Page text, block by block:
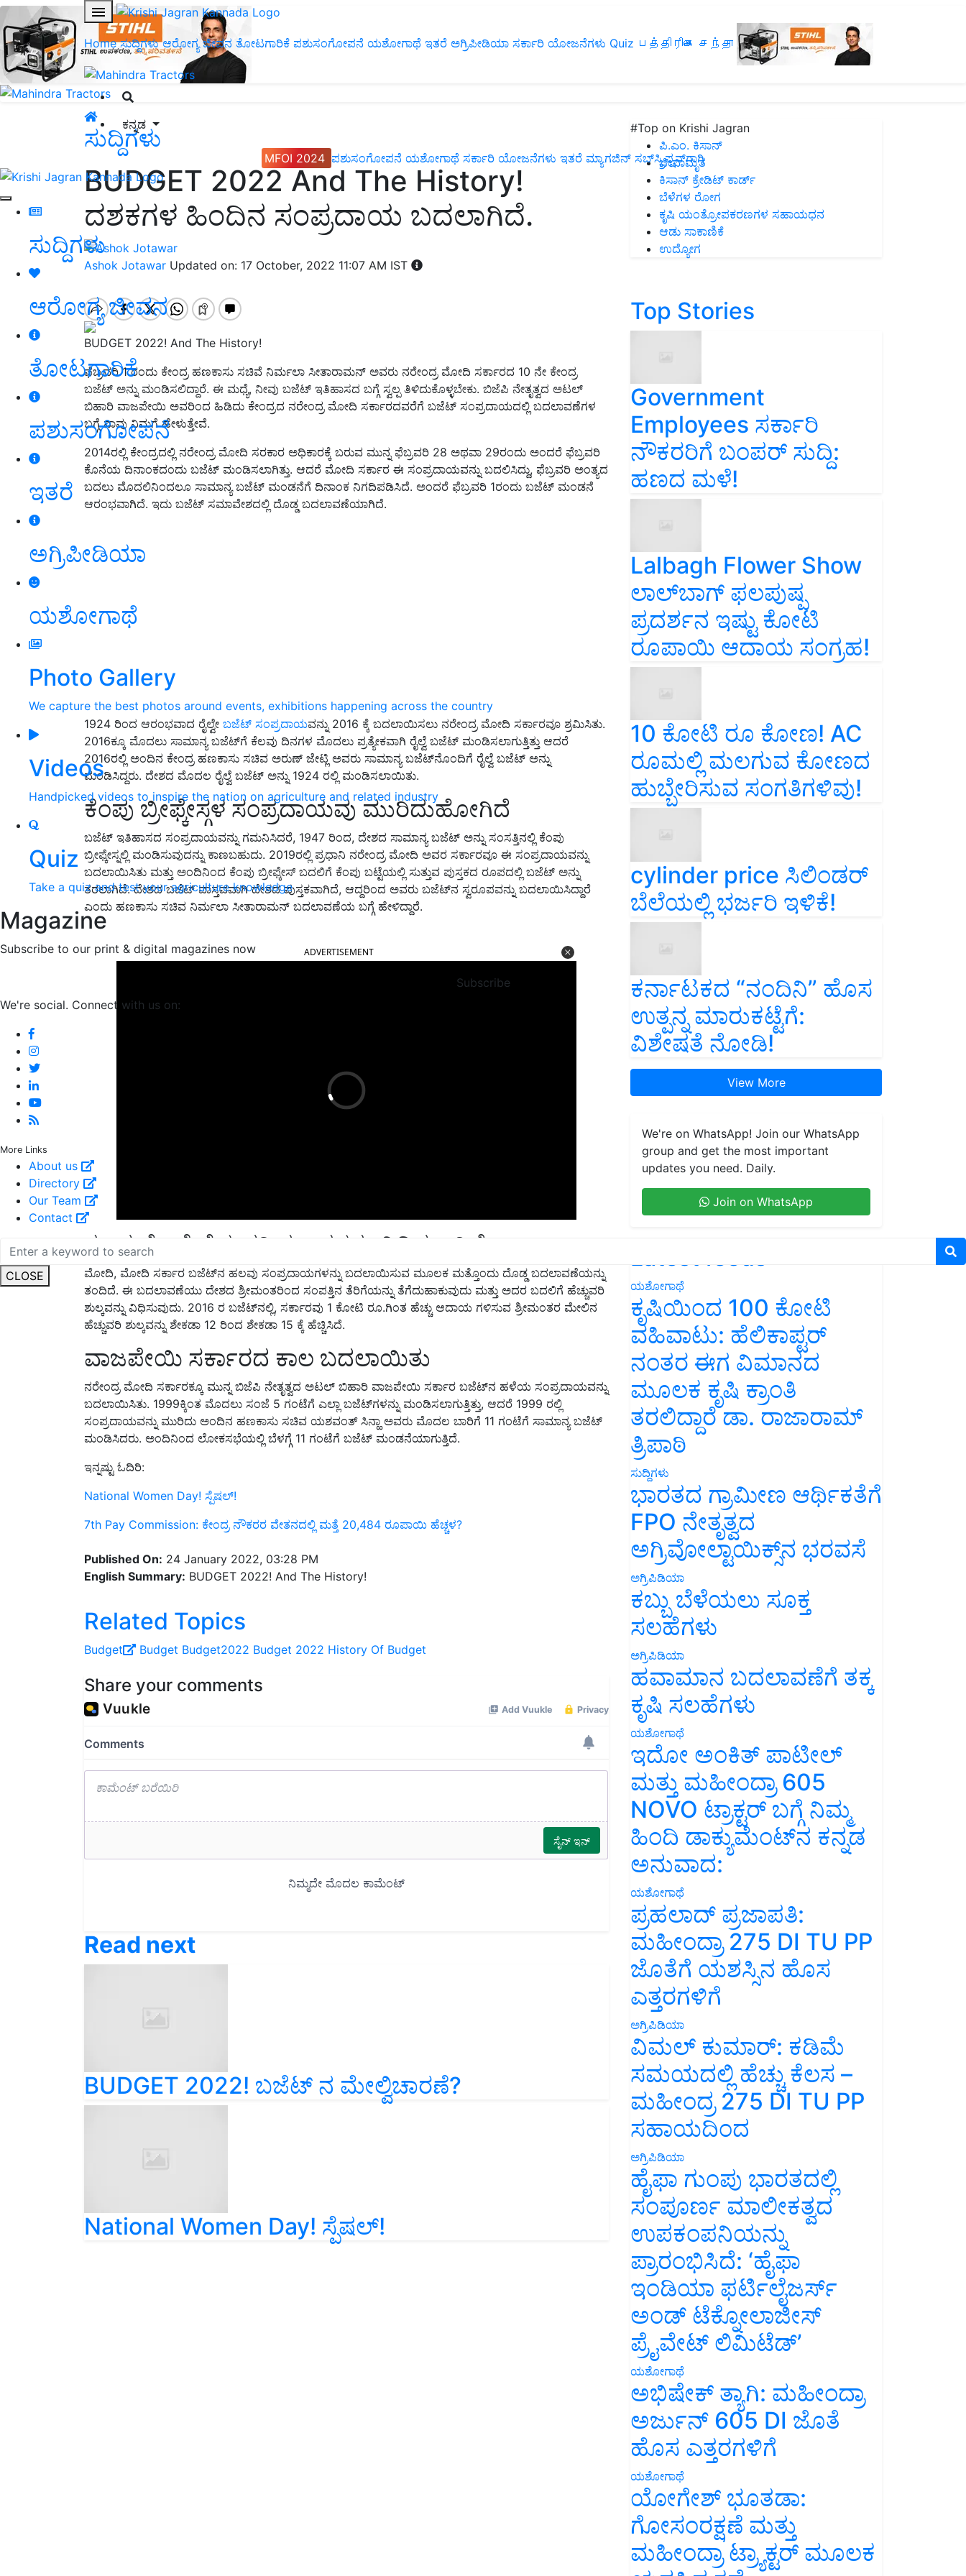
Home ಸುದ್ದಿಗಳು ಆರೋಗ್ಯ ಜೀವನ ತೋಟಗಾರಿಕೆ ಪಶುಸಂಗೋಪನೆ ಯಶೋಗಾಥೆ ಇತರೆ ಅಗ್ರಿಪೀಡಿಯಾ ಸರ್ಕಾರಿ ಯೋಜನೆಗಳು Quiz பத்திரிகை சந்தா
ಕನ್ನಡ
MFOI 2024 ಪಶುಸಂಗೋಪನೆ ಯಶೋಗಾಥೆ ಸರ್ಕಾರಿ ಯೋಜನೆಗಳು ಇತರೆ ಮ್ಯಾಗಜಿನ್‌ ಸಬ್‌ಸ್ಕ್ರಿಪ್ಷನ್‌ಗಾಗಿ
ಸುದ್ದಿಗಳು
ಆರೋಗ್ಯ ಜೀವನ
ತೋಟಗಾರಿಕೆ
ಪಶುಸಂಗೋಪನೆ
ಇತರೆ
ಅಗ್ರಿಪೀಡಿಯಾ
ಯಶೋಗಾಥೆ
Photo Gallery
We capture the best photos around events, exhibitions happening across the country
Videos
Handpicked videos to inspire the nation on agriculture and related industry
Quiz
Take a quiz and test your agriculture knowledge
Magazine
Subscribe to our print & digital magazines now
Subscribe
We're social. Connect with us on:
More Links
About us
Directory
Our Team
Contact
CLOSE
ಸುದ್ದಿಗಳು
BUDGET 2022 And The History!
ದಶಕಗಳ ಹಿಂದಿನ ಸಂಪ್ರದಾಯ ಬದಲಾಗಿದೆ.
Ashok Jotawar Updated on: 17 October, 2022 11:07 AM IST
BUDGET 2022! And The History!
ಫೆಬ್ರವರಿ 1 ರಂದು ಕೇಂದ್ರ ಹಣಕಾಸು ಸಚಿವೆ ನಿರ್ಮಲಾ ಸೀತಾರಾಮನ್ ಅವರು ನರೇಂದ್ರ ಮೋದಿ ಸರ್ಕಾರದ 10 ನೇ ಕೇಂದ್ರ
ಬಜೆಟ್ ಅನ್ನು ಮಂಡಿಸಲಿದ್ದಾರೆ. ಈ ಮಧ್ಯೆ, ನೀವು ಬಜೆಟ್ ಇತಿಹಾಸದ ಬಗ್ಗೆ ಸ್ವಲ್ಪ ತಿಳಿದುಕೊಳ್ಳಬೇಕು. ಬಿಜೆಪಿ ನೇತೃತ್ವದ ಅಟಲ್
ಬಿಹಾರಿ ವಾಜಪೇಯಿ ಅವರಿಂದ ಹಿಡಿದು ಕೇಂದ್ರದ ನರೇಂದ್ರ ಮೋದಿ ಸರ್ಕಾರದವರೆಗೆ ಬಜೆಟ್ ಸಂಪ್ರದಾಯದಲ್ಲಿ ಬದಲಾವಣೆಗಳ
ಬಗ್ಗೆ ನಾವು ನಿಮಗೆ ಹೇಳುತ್ತೇವೆ.
2014ರಲ್ಲಿ ಕೇಂದ್ರದಲ್ಲಿ ನರೇಂದ್ರ ಮೋದಿ ಸರಕಾರ ಅಧಿಕಾರಕ್ಕೆ ಬರುವ ಮುನ್ನ ಫೆಬ್ರವರಿ 28 ಅಥವಾ 29ರಂದು ಅಂದರೆ ಫೆಬ್ರವರಿ
ಕೊನೆಯ ದಿನಾಂಕದಂದು ಬಜೆಟ್ ಮಂಡಿಸಲಾಗಿತ್ತು. ಆದರೆ ಮೋದಿ ಸರ್ಕಾರ ಈ ಸಂಪ್ರದಾಯವನ್ನು ಬದಲಿಸಿದ್ದು, ಫೆಬ್ರವರಿ ಅಂತ್ಯದ
ಬದಲು ಮೊದಲಿನಿಂದಲೂ ಸಾಮಾನ್ಯ ಬಜೆಟ್ ಮಂಡನೆಗೆ ದಿನಾಂಕ ನಿಗದಿಪಡಿಸಿದೆ. ಅಂದರೆ ಫೆಬ್ರವರಿ 1ರಂದು ಬಜೆಟ್ ಮಂಡನೆ
ಆರಂಭವಾಗಿದೆ. ಇದು ಬಜೆಟ್ ಸಮಾವೇಶದಲ್ಲಿ ದೊಡ್ಡ ಬದಲಾವಣೆಯಾಗಿದೆ.
1924 ರಿಂದ ಆರಂಭವಾದ ರೈಲ್ವೇ ಬಜೆಟ್ ಸಂಪ್ರದಾಯವನ್ನು 2016 ಕ್ಕೆ ಬದಲಾಯಿಸಲು ನರೇಂದ್ರ ಮೋದಿ ಸರ್ಕಾರವೂ ಶ್ರಮಿಸಿತು.
2016ಕ್ಕೂ ಮೊದಲು ಸಾಮಾನ್ಯ ಬಜೆಟ್‌ಗೆ ಕೆಲವು ದಿನಗಳ ಮೊದಲು ಪ್ರತ್ಯೇಕವಾಗಿ ರೈಲ್ವೆ ಬಜೆಟ್ ಮಂಡಿಸಲಾಗುತ್ತಿತ್ತು ಆದರೆ
2016ರಲ್ಲಿ ಅಂದಿನ ಕೇಂದ್ರ ಹಣಕಾಸು ಸಚಿವ ಅರುಣ್ ಜೇಟ್ಲಿ ಅವರು ಸಾಮಾನ್ಯ ಬಜೆಟ್‌ನೊಂದಿಗೆ ರೈಲ್ವೆ ಬಜೆಟ್ ಅನ್ನು
ಮಂಡಿಸಿದ್ದರು. ದೇಶದ ಮೊದಲ ರೈಲ್ವೆ ಬಜೆಟ್ ಅನ್ನು 1924 ರಲ್ಲಿ ಮಂಡಿಸಲಾಯಿತು.
ಕೆಂಪು ಬ್ರೀಫ್ಕೇಸ್ಗಳ ಸಂಪ್ರದಾಯವು ಮುರಿದುಹೋಗಿದೆ
ಬಜೆಟ್ ಇತಿಹಾಸದ ಸಂಪ್ರದಾಯವನ್ನು ಗಮನಿಸಿದರೆ, 1947 ರಿಂದ, ದೇಶದ ಸಾಮಾನ್ಯ ಬಜೆಟ್ ಅನ್ನು ಸಂಸತ್ತಿನಲ್ಲಿ ಕೆಂಪು
ಬ್ರೀಫ್ಕೇಸ್ನಲ್ಲಿ ಮಂಡಿಸುವುದನ್ನು ಕಾಣಬಹುದು. 2019ರಲ್ಲಿ ಪ್ರಧಾನಿ ನರೇಂದ್ರ ಮೋದಿ ಅವರ ಸರ್ಕಾರವೂ ಈ ಸಂಪ್ರದಾಯವನ್ನು
ಬದಲಾಯಿಸಿತು ಮತ್ತು ಅಂದಿನಿಂದ ಕೆಂಪು ಬ್ರೀಫ್ಕೇಸ್ ಬದಲಿಗೆ ಕೆಂಪು ಬಟ್ಟೆಯಲ್ಲಿ ಸುತ್ತುವ ಪುಸ್ತಕದ ರೂಪದಲ್ಲಿ ಬಜೆಟ್ ಅನ್ನು
ತರಲಾಗಿದೆ. ದೇಶದ ಬಜೆಟ್ ವಾಸ್ತವವಾಗಿ ದೇಶದ ಪುಸ್ತಕವಾಗಿದೆ, ಆದ್ದರಿಂದ ಅವರು ಬಜೆಟ್‌ನ ಸ್ವರೂಪವನ್ನು ಬದಲಾಯಿಸಿದ್ದಾರೆ
ಎಂದು ಹಣಕಾಸು ಸಚಿವ ನಿರ್ಮಲಾ ಸೀತಾರಾಮನ್ ಬದಲಾವಣೆಯ ಬಗ್ಗೆ ಹೇಳಿದ್ದಾರೆ.
ಗಣ್ಯರ ಮೇಲೆ ಹೆಚ್ಚುವರಿ ಶುಲ್ಕಗಳನ್ನು ವಿಧಿಸಲಾಗಿದೆ
ಮೋದಿ, ಮೋದಿ ಸರ್ಕಾರ ಬಜೆಟ್‌ನ ಹಲವು ಸಂಪ್ರದಾಯಗಳನ್ನು ಬದಲಾಯಿಸುವ ಮೂಲಕ ಮತ್ತೊಂದು ದೊಡ್ಡ ಬದಲಾವಣೆಯನ್ನು
ತಂದಿದೆ. ಈ ಬದಲಾವಣೆಯು ದೇಶದ ಶ್ರೀಮಂತರಿಂದ ಸಂಪತ್ತಿನ ತೆರಿಗೆಯನ್ನು ತೆಗೆದುಹಾಕುವುದು ಮತ್ತು ಅದರ ಬದಲಿಗೆ ಹೆಚ್ಚುವರಿ
ಶುಲ್ಕವನ್ನು ವಿಧಿಸುವುದು. 2016 ರ ಬಜೆಟ್‌ನಲ್ಲಿ, ಸರ್ಕಾರವು 1 ಕೋಟಿ ರೂ.ಗಿಂತ ಹೆಚ್ಚು ಆದಾಯ ಗಳಿಸುವ ಶ್ರೀಮಂತರ ಮೇಲಿನ
ಹೆಚ್ಚುವರಿ ಶುಲ್ಕವನ್ನು ಶೇಕಡಾ 12 ರಿಂದ ಶೇಕಡಾ 15 ಕ್ಕೆ ಹೆಚ್ಚಿಸಿದೆ.
ವಾಜಪೇಯಿ ಸರ್ಕಾರದ ಕಾಲ ಬದಲಾಯಿತು
ನರೇಂದ್ರ ಮೋದಿ ಸರ್ಕಾರಕ್ಕೂ ಮುನ್ನ ಬಿಜೆಪಿ ನೇತೃತ್ವದ ಅಟಲ್ ಬಿಹಾರಿ ವಾಜಪೇಯಿ ಸರ್ಕಾರ ಬಜೆಟ್‌ನ ಹಳೆಯ ಸಂಪ್ರದಾಯವನ್ನು
ಬದಲಾಯಿಸಿತು. 1999ಕ್ಕಿಂತ ಮೊದಲು ಸಂಜೆ 5 ಗಂಟೆಗೆ ಎಲ್ಲಾ ಬಜೆಟ್‌ಗಳನ್ನು ಮಂಡಿಸಲಾಗುತ್ತಿತ್ತು, ಆದರೆ 1999 ರಲ್ಲಿ
ಸಂಪ್ರದಾಯವನ್ನು ಮುರಿದು ಅಂದಿನ ಹಣಕಾಸು ಸಚಿವ ಯಶವಂತ್ ಸಿನ್ಹಾ ಅವರು ಮೊದಲ ಬಾರಿಗೆ 11 ಗಂಟೆಗೆ ಸಾಮಾನ್ಯ ಬಜೆಟ್
ಮಂಡಿಸಿದರು. ಅಂದಿನಿಂದ ಲೋಕಸಭೆಯಲ್ಲಿ ಬೆಳಗ್ಗೆ 11 ಗಂಟೆಗೆ ಬಜೆಟ್ ಮಂಡನೆಯಾಗುತ್ತಿದೆ.
National Women Day! ಸ್ಪೆಷಲ್!
7th Pay Commission: ಕೇಂದ್ರ ನೌಕರರ ವೇತನದಲ್ಲಿ ಮತ್ತೆ 20,484 ರೂಪಾಯಿ ಹೆಚ್ಚಳ?
English Summary:BUDGET 2022! And The History!
Related Topics
Budget Budget Budget2022
BUDGET 2022! ಬಜೆಟ್ ನ ಮೇಲ್ವಿಚಾರಣೆ?
National Women Day! ಸ್ಪೆಷಲ್!
#Top on Krishi Jagran
ಪಿ.ಎಂ. ಕಿಸಾನ್
ಜೀವಾಮೃತ
ಕಿಸಾನ್ ಕ್ರೇಡಿಟ್ ಕಾರ್ಡ್
ಬೆಳೆಗಳ ರೋಗ
ಕೃಷಿ ಯಂತ್ರೋಪಕರಣಗಳ ಸಹಾಯಧನ
ಆಡು ಸಾಕಾಣಿಕೆ
ಉದ್ಯೋಗ
Top Stories
Government
Employees ಸರ್ಕಾರಿ
ನೌಕರರಿಗೆ ಬಂಪರ್‌ ಸುದ್ದಿ:
ಹಣದ ಮಳೆ!
Lalbagh Flower Show
ಲಾಲ್‌ಬಾಗ್ ಫಲಪುಷ್ಪ
ಪ್ರದರ್ಶನ ಇಷ್ಟು ಕೋಟಿ
ರೂಪಾಯಿ ಆದಾಯ ಸಂಗ್ರಹ!
10 ಕೋಟಿ ರೂ ಕೋಣ! AC
ರೂಮಲ್ಲಿ ಮಲಗುವ ಕೋಣದ
ಹುಬ್ಬೇರಿಸುವ ಸಂಗತಿಗಳಿವು!
cylinder price ಸಿಲಿಂಡರ್‌
ಬೆಲೆಯಲ್ಲಿ ಭರ್ಜರಿ ಇಳಿಕೆ!
ಕರ್ನಾಟಕದ “ನಂದಿನಿ” ಹೊಸ
ಉತ್ಪನ್ನ ಮಾರುಕಟ್ಟೆಗೆ:
ವಿಶೇಷತೆ ನೋಡಿ!
View More
We're on WhatsApp! Join our WhatsApp
group and get the most important
updates you need. Daily.
Join on WhatsApp
Latest feeds
ಯಶೋಗಾಥೆ
ಕೃಷಿಯಿಂದ 100 ಕೋಟಿ
ವಹಿವಾಟು: ಹೆಲಿಕಾಪ್ಟರ್
ನಂತರ ಈಗ ವಿಮಾನದ
ಮೂಲಕ ಕೃಷಿ ಕ್ರಾಂತಿ
ತರಲಿದ್ದಾರೆ ಡಾ. ರಾಜಾರಾಮ್
ತ್ರಿಪಾಠಿ
ಸುದ್ದಿಗಳು
ಭಾರತದ ಗ್ರಾಮೀಣ ಆರ್ಥಿಕತೆಗೆ
FPO ನೇತೃತ್ವದ
ಅಗ್ರಿವೋಲ್ಟಾಯಿಕ್ಸ್‌ನ ಭರವಸೆ
ಅಗ್ರಿಪಿಡಿಯಾ
ಕಬ್ಬು ಬೆಳೆಯಲು ಸೂಕ್ತ
ಸಲಹೆಗಳು
ಅಗ್ರಿಪಿಡಿಯಾ
ಹವಾಮಾನ ಬದಲಾವಣೆಗೆ ತಕ್ಕ
ಕೃಷಿ ಸಲಹೆಗಳು
ಯಶೋಗಾಥೆ
ಇದೋ ಅಂಕಿತ್ ಪಾಟೀಲ್
ಮತ್ತು ಮಹೀಂದ್ರಾ 605
NOVO ಟ್ರಾಕ್ಟರ್ ಬಗ್ಗೆ ನಿಮ್ಮ
ಹಿಂದಿ ಡಾಕ್ಯುಮೆಂಟ್‌ನ ಕನ್ನಡ
ಅನುವಾದ:
ಯಶೋಗಾಥೆ
ಪ್ರಹಲಾದ್ ಪ್ರಜಾಪತಿ:
ಮಹೀಂದ್ರಾ 275 DI TU PP
ಜೊತೆಗೆ ಯಶಸ್ಸಿನ ಹೊಸ
ಎತ್ತರಗಳಿಗೆ
ಅಗ್ರಿಪಿಡಿಯಾ
ವಿಮಲ್ ಕುಮಾರ್: ಕಡಿಮೆ
ಸಮಯದಲ್ಲಿ ಹೆಚ್ಚು ಕೆಲಸ –
ಮಹೀಂದ್ರ 275 DI TU PP
ಸಹಾಯದಿಂದ
ಅಗ್ರಿಪಿಡಿಯಾ
ಹೈಫಾ ಗುಂಪು ಭಾರತದಲ್ಲಿ
ಸಂಪೂರ್ಣ ಮಾಲೀಕತ್ವದ
ಉಪಕಂಪನಿಯನ್ನು
ಪ್ರಾರಂಭಿಸಿದೆ: ‘ಹೈಫಾ
ಇಂಡಿಯಾ ಫರ್ಟಿಲೈಜರ್ಸ್
ಅಂಡ್ ಟೆಕ್ನೋಲಾಜೀಸ್
ಪ್ರೈವೇಟ್ ಲಿಮಿಟೆಡ್’
ಯಶೋಗಾಥೆ
ಅಭಿಷೇಕ್ ತ್ಯಾಗಿ: ಮಹೀಂದ್ರಾ
ಅರ್ಜುನ್ 605 DI ಜೊತೆ
ಹೊಸ ಎತ್ತರಗಳಿಗೆ
ಯಶೋಗಾಥೆ
ಯೋಗೇಶ್ ಭೂತಡಾ:
ಗೋಸಂರಕ್ಷಣೆ ಮತ್ತು
ಮಹೀಂದ್ರಾ ಟ್ರ್ಯಾಕ್ಟರ್ ಮೂಲಕ